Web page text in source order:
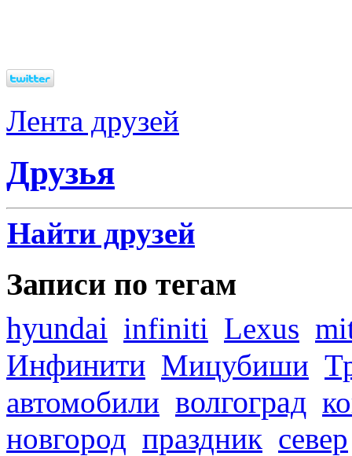
Лента друзей
Друзья
Найти друзей
Записи по тегам
hyundai infiniti Lexus
Инфинити Мицубиши
автомобили волгоград
новгород праздник север